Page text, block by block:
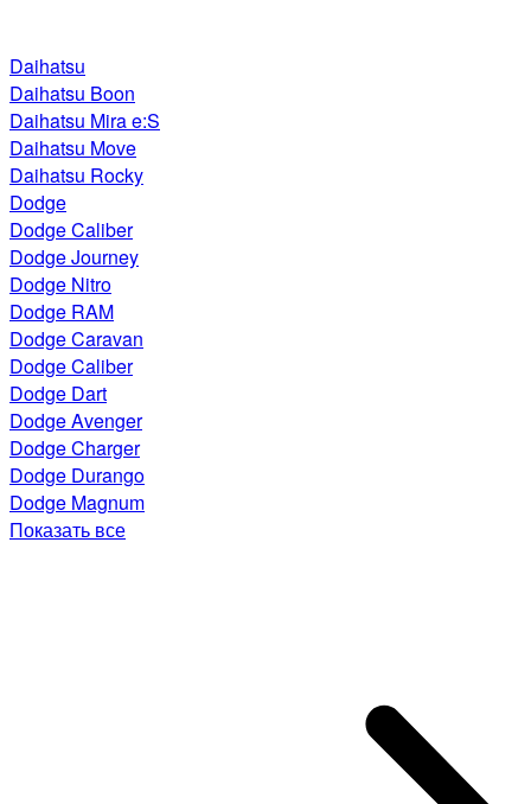
Daihatsu
Daihatsu Boon
Daihatsu Mira e:S
Daihatsu Move
Daihatsu Rocky
Dodge
Dodge Caliber
Dodge Journey
Dodge Nitro
Dodge RAM
Dodge Caravan
Dodge Caliber
Dodge Dart
Dodge Avenger
Dodge Charger
Dodge Durango
Dodge Magnum
Показать все